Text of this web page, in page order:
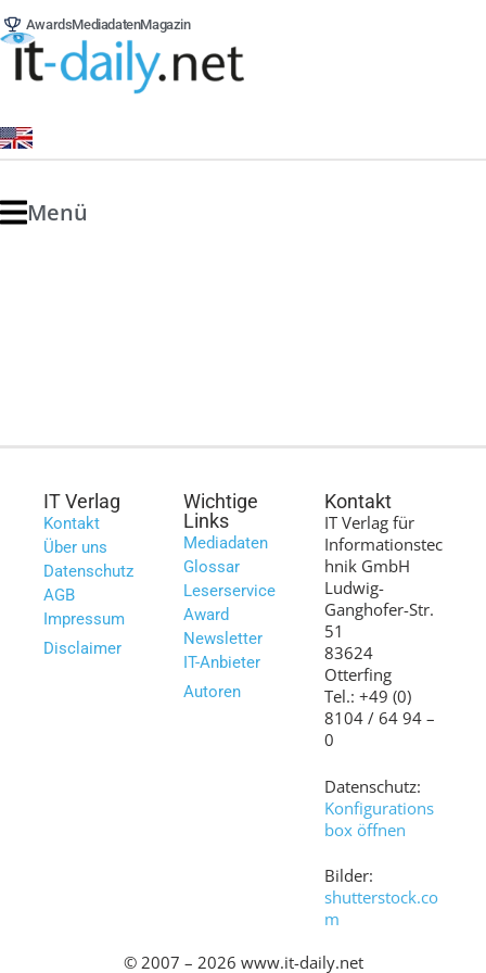
AwardsMediadatenMagazin
Menü
IT Verlag
Kontakt
Über uns
Datenschutz
AGB
Impressum
Disclaimer
Wichtige
Links
Mediadaten
Glossar
Leserservice
Award
Newsletter
IT-Anbieter
Autoren
Kontakt
IT Verlag für
Informationstec
hnik GmbH
Ludwig-
Ganghofer-Str.
51
83624
Otterfing
Tel.: +49 (0)
8104 / 64 94 –
0
Datenschutz:
Konfigurations
box öffnen
Bilder:
shutterstock.co
m
© 2007 – 2026 www.it-daily.net